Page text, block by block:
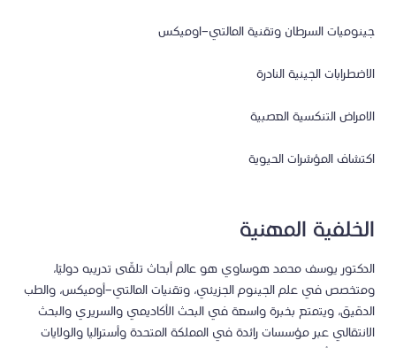
جينوميات السرطان وتقنية المالتي-اوميكس
الاضطرابات الجينية النادرة
الامراض التنكسية العصبية
اكتشاف المؤشرات الحيوية
الخلفية المهنية
الدكتور يوسف محمد هوساوي هو عالم أبحاث تلقّى تدريبه دوليًا،
ومتخصص في علم الجينوم الجزيئي، وتقنيات المالتي-أوميكس، والطب
الدقيق، ويتمتع بخبرة واسعة في البحث الأكاديمي والسريري والبحث
الانتقالي عبر مؤسسات رائدة في المملكة المتحدة وأستراليا والولايات